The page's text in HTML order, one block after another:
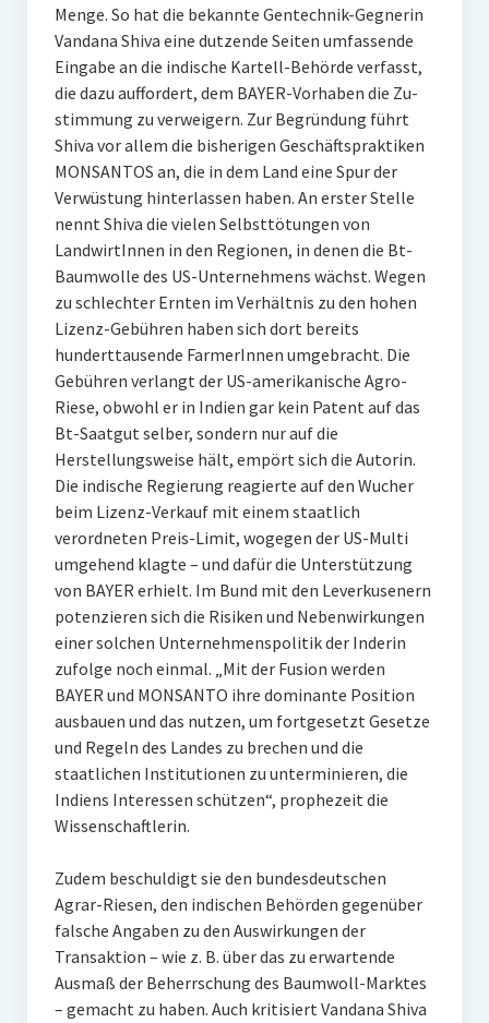
Menge. So hat die bekannte Gentechnik-Gegnerin
Vandana Shiva eine dutzende Seiten umfassende
Eingabe an die indische Kartell-Behörde verfasst,
die dazu auffordert, dem BAYER-Vorhaben die Zu-
stimmung zu verweigern. Zur Begründung führt
Shiva vor allem die bisherigen Geschäftspraktiken
MONSANTOS an, die in dem Land eine Spur der
Verwüstung hinterlassen haben. An erster Stelle
nennt Shiva die vielen Selbsttötungen von
LandwirtInnen in den Regionen, in denen die Bt-
Baumwolle des US-Unternehmens wächst. Wegen
zu schlechter Ernten im Verhältnis zu den hohen
Lizenz-Gebühren haben sich dort bereits
hunderttausende FarmerInnen umgebracht. Die
Gebühren verlangt der US-amerikanische Agro-
Riese, obwohl er in Indien gar kein Patent auf das
Bt-Saatgut selber, sondern nur auf die
Herstellungsweise hält, empört sich die Autorin.
Die indische Regierung reagierte auf den Wucher
beim Lizenz-Verkauf mit einem staatlich
verordneten Preis-Limit, wogegen der US-Multi
umgehend klagte – und dafür die Unterstützung
von BAYER erhielt. Im Bund mit den Leverkusenern
potenzieren sich die Risiken und Nebenwirkungen
einer solchen Unternehmenspolitik der Inderin
zufolge noch einmal. „Mit der Fusion werden
BAYER und MONSANTO ihre dominante Position
ausbauen und das nutzen, um fortgesetzt Gesetze
und Regeln des Landes zu brechen und die
staatlichen Institutionen zu unterminieren, die
Indiens Interessen schützen“, prophezeit die
Wissenschaftlerin.
Zudem beschuldigt sie den bundesdeutschen
Agrar-Riesen, den indischen Behörden gegenüber
falsche Angaben zu den Auswirkungen der
Transaktion – wie z. B. über das zu erwartende
Ausmaß der Beherrschung des Baumwoll-Marktes
– gemacht zu haben. Auch kritisiert Vandana Shiva